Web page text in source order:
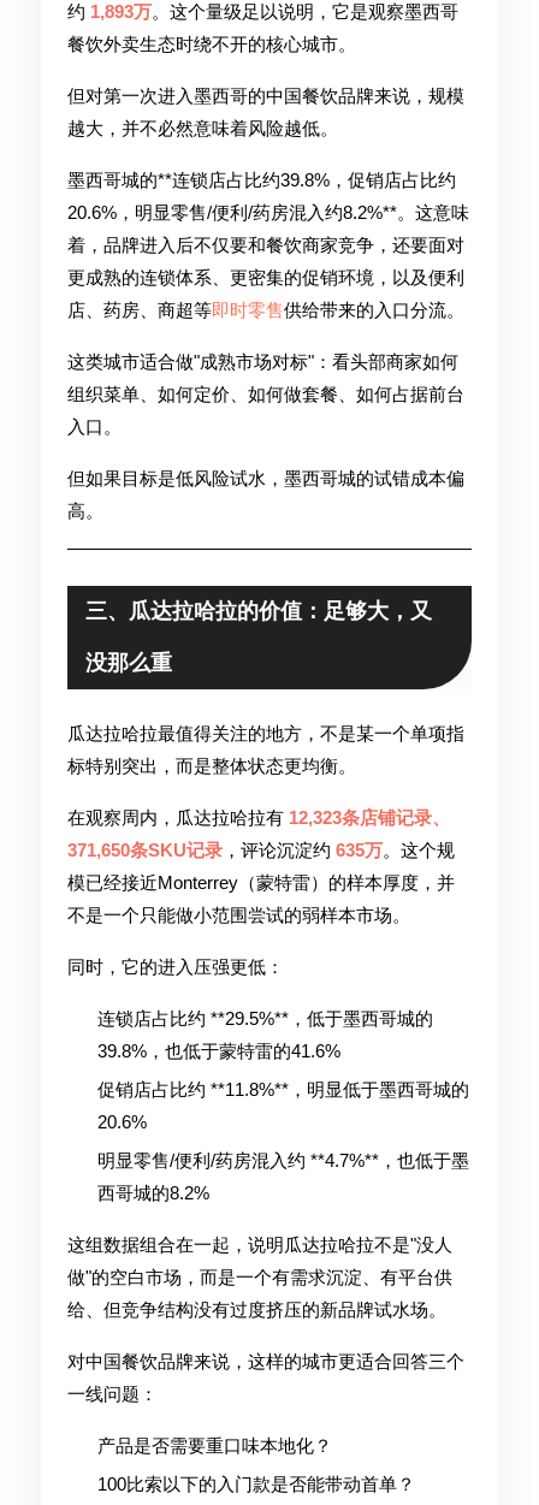
约 1,893万。这个量级足以说明，它是观察墨西哥
餐饮外卖生态时绕不开的核心城市。
但对第一次进入墨西哥的中国餐饮品牌来说，规模
越大，并不必然意味着风险越低。
墨西哥城的**连锁店占比约39.8%，促销店占比约
20.6%，明显零售/便利/药房混入约8.2%**。这意味
着，品牌进入后不仅要和餐饮商家竞争，还要面对
更成熟的连锁体系、更密集的促销环境，以及便利
店、药房、商超等即时零售供给带来的入口分流。
这类城市适合做"成熟市场对标"：看头部商家如何
组织菜单、如何定价、如何做套餐、如何占据前台
入口。
但如果目标是低风险试水，墨西哥城的试错成本偏
高。
三、瓜达拉哈拉的价值：足够大，又
没那么重
瓜达拉哈拉最值得关注的地方，不是某一个单项指
标特别突出，而是整体状态更均衡。
在观察周内，瓜达拉哈拉有 12,323条店铺记录、
371,650条SKU记录 ，评论沉淀约 635万。这个规
模已经接近Monterrey（蒙特雷）的样本厚度，并
不是一个只能做小范围尝试的弱样本市场。
同时，它的进入压强更低：
连锁店占比约 **29.5%**，低于墨西哥城的
39.8%，也低于蒙特雷的41.6%
促销店占比约 **11.8%**，明显低于墨西哥城的
20.6%
明显零售/便利/药房混入约 **4.7%**，也低于墨
西哥城的8.2%
这组数据组合在一起，说明瓜达拉哈拉不是"没人
做"的空白市场，而是一个有需求沉淀、有平台供
给、但竞争结构没有过度挤压的新品牌试水场。
对中国餐饮品牌来说，这样的城市更适合回答三个
一线问题：
产品是否需要重口味本地化？
100比索以下的入门款是否能带动首单？